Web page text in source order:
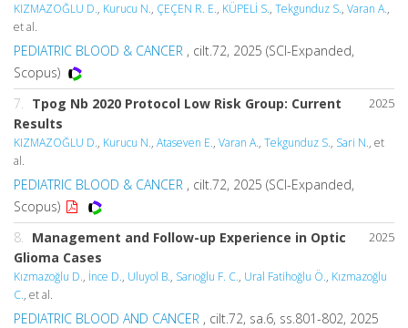
KIZMAZOĞLU D., Kurucu N., ÇEÇEN R. E., KÜPELİ S., Tekgunduz S., Varan A.,
et al.
PEDIATRIC BLOOD & CANCER , cilt.72, 2025 (SCI-Expanded,
Scopus)
2025
7. Tpog Nb 2020 Protocol Low Risk Group: Current
Results
KIZMAZOĞLU D., Kurucu N., Ataseven E., Varan A., Tekgunduz S., Sari N., et
al.
PEDIATRIC BLOOD & CANCER , cilt.72, 2025 (SCI-Expanded,
Scopus)
2025
8. Management and Follow-up Experience in Optic
Glioma Cases
Kızmazoğlu D., İnce D., Uluyol B., Sarıoğlu F. C., Ural Fatihoğlu Ö., Kızmazoğlu
C., et al.
PEDIATRIC BLOOD AND CANCER , cilt.72, sa.6, ss.801-802, 2025